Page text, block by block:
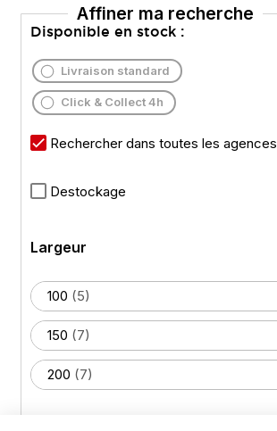
Affiner ma recherche
Disponible en stock :
Livraison standard
Click & Collect 4h
Rechercher dans toutes les agences
Destockage
Largeur
100 (5)
150 (7)
200 (7)